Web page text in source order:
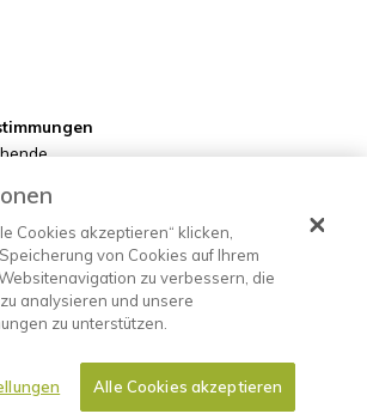
©2022 Brandmarkservice
Cookies akzeptieren“ klicken,
von Cookies auf Ihrem
zu verbessern, die
analysieren und unsere
zu unterstützen.
Alle Cookies akzeptieren